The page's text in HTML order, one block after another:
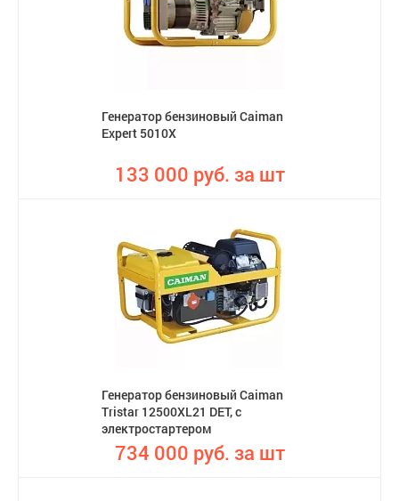
Генератор бензиновый Caiman
Expert 5010X
133 000 руб. за шт
Генератор бензиновый Caiman
Tristar 12500XL21 DET, с
электростартером
734 000 руб. за шт